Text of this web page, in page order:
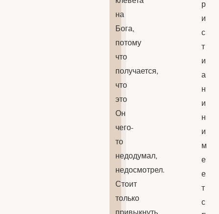
на
Бога,
потому
что
получается,
что
это
Он
чего-
то
недодумал,
недосмотрел.
Стоит
только
р
и
с
т
и
а
н
и
н
и
м
е
е
т
с